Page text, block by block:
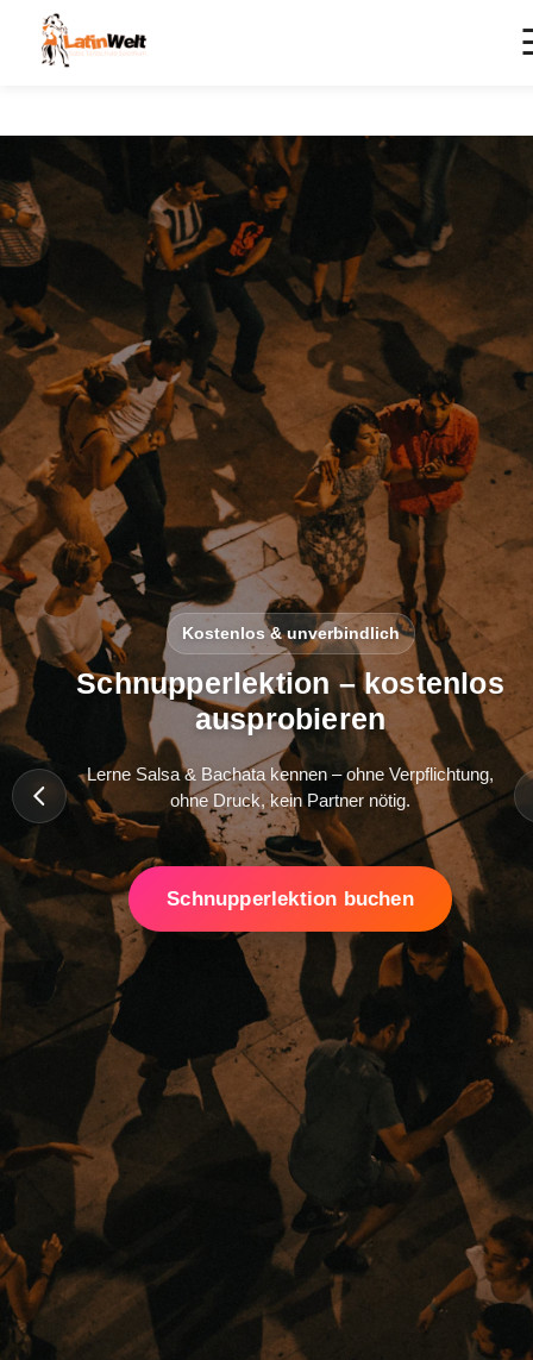
Kostenlos & unverbindlich
Schnupperlektion – kostenlos
ausprobieren
Lerne Salsa & Bachata kennen – ohne Verpflichtung,
ohne Druck, kein Partner nötig.
Schnupperlektion buchen